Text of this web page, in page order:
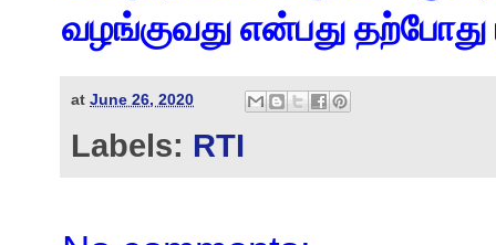
வழங்குவது என்பது தற்போது
at June 26, 2020
Labels: RTI